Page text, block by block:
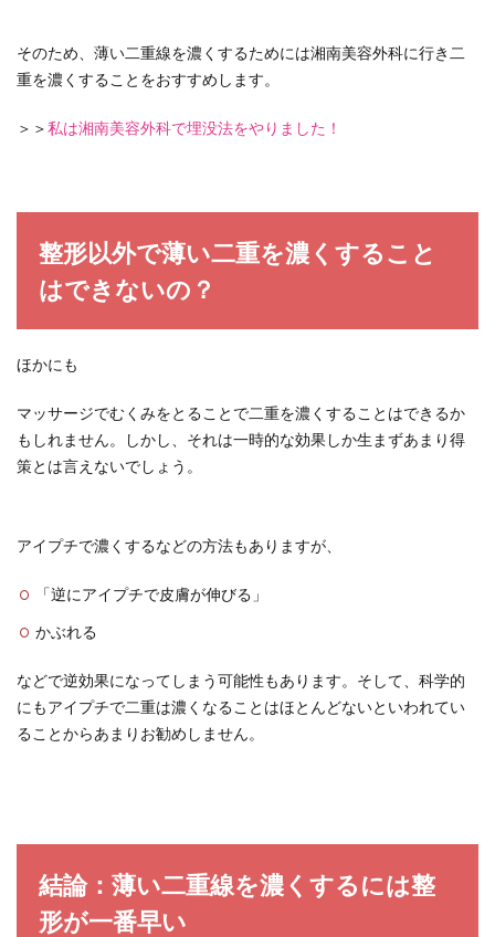
そのため、薄い二重線を濃くするためには湘南美容外科に行き二
重を濃くすることをおすすめします。
＞＞私は湘南美容外科で埋没法をやりました！
整形以外で薄い二重を濃くすること
はできないの？
ほかにも
マッサージでむくみをとることで二重を濃くすることはできるか
もしれません。しかし、それは一時的な効果しか生まずあまり得
策とは言えないでしょう。
アイプチで濃くするなどの方法もありますが、
「逆にアイプチで皮膚が伸びる」
かぶれる
などで逆効果になってしまう可能性もあります。そして、科学的
にもアイプチで二重は濃くなることはほとんどないといわれてい
ることからあまりお勧めしません。
結論：薄い二重線を濃くするには整
形が一番早い